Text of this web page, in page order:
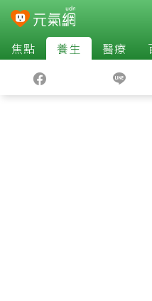
焦點 養生 醫療